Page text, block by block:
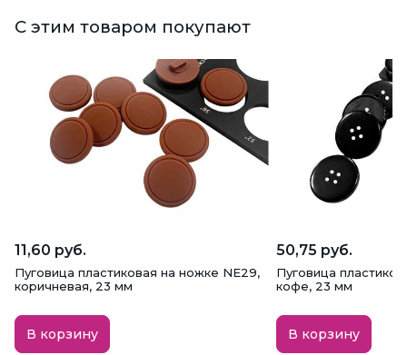
С этим товаром покупают
11,60 руб.
Пуговица пластиковая на ножке NE29,
коричневая, 23 мм
В корзину
50,75 руб.
Пуговица
кофе, 23 мм
В корзину